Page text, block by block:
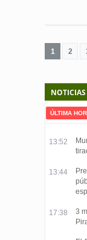
1 2
NOTICIAS
ÚLTIMA
13:52
13:44
17:38
3